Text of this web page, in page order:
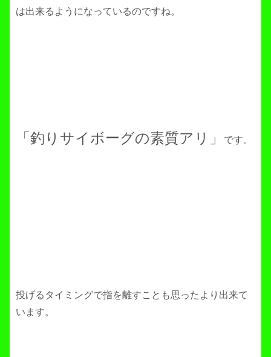
は出来るようになっているのですね。
「釣りサイボーグの素質アリ」 です。
投げるタイミングで指を離すことも思ったより出来て
います。